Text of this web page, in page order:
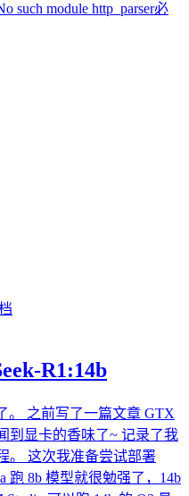
such module http_parser必
R1:14b
。 之前写了一篇文章 GTX
到显卡的香味了~ 记录了我
。 这次我准备尝试部署
跑 8b 模型就很勉强了，14b